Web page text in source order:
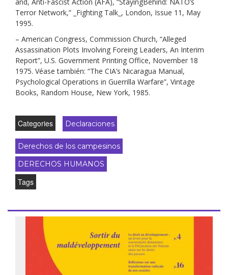
Terror Network,” _Fighting Talk_, London, Issue 11, May
1995.
– American Congress, Commission Church, “Alleged
Assassination Plots Involving Foreing Leaders, An Interim
Report”, U.S. Government Printing Office, November 18
1975. Véase también: “The CIA’s Nicaragua Manual,
Psychological Operations in Guerrilla Warfare”, Vintage
Books, Random House, New York, 1985.
Categories Declaraciones
Derechos de los campesinos
DERECHOS HUMANOS
Tags